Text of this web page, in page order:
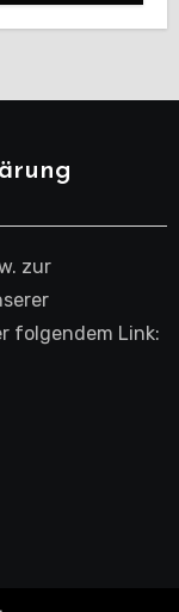
zur
folgendem Link: